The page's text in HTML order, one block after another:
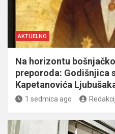
AKTUELNO
Na horizontu
preporoda: Godišnjica
Kapetanovića
1 sedmica ago